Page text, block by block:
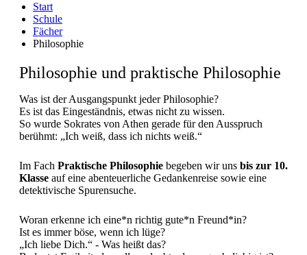
Start
Schule
Fächer
Philosophie
Philosophie und praktische Philosophie
Was ist der Ausgangspunkt jeder Philosophie?
Es ist das Eingeständnis, etwas nicht zu wissen.
So wurde Sokrates von Athen gerade für den Ausspruch
berühmt: „Ich weiß, dass ich nichts weiß.“
Im Fach Praktische Philosophie begeben wir uns bis zur 10.
Klasse auf eine abenteuerliche Gedankenreise sowie eine
detektivische Spurensuche.
Woran erkenne ich eine*n richtig gute*n Freund*in?
Ist es immer böse, wenn ich lüge?
„Ich liebe Dich.“ - Was heißt das?